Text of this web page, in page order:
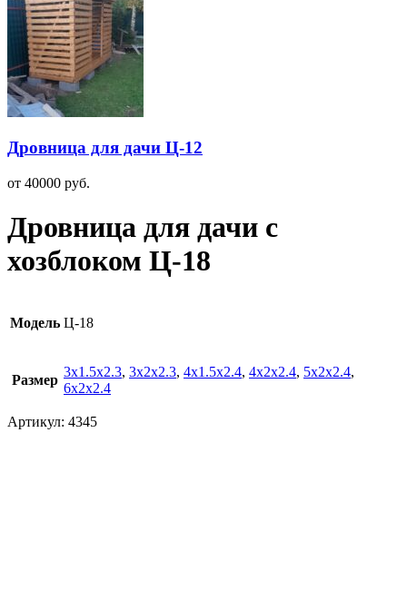
Дровница для дачи Ц-12
от 40000 руб.
Дровница для дачи с
хозблоком Ц-18
Модель Ц-18
Размер
3х1.5х2.3, 3х2х2.3, 4х1.5х2.4, 4х2х2.4, 5х2х2.4,
6х2х2.4
Артикул: 4345